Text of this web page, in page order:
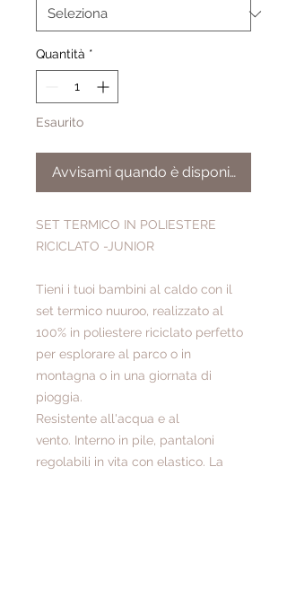
Quantità *
Esaurito
Avvisami quando è disponibile
SET TERMICO IN POLIESTERE
RICICLATO -JUNIOR
Tieni i tuoi bambini al caldo con il
set termico nuuroo, realizzato al
100% in poliestere riciclato perfetto
per esplorare al parco o in
montagna o in una giornata di
pioggia.
Resistente all'acqua e al
vento. Interno in pile, pantaloni
regolabili in vita con elastico. La